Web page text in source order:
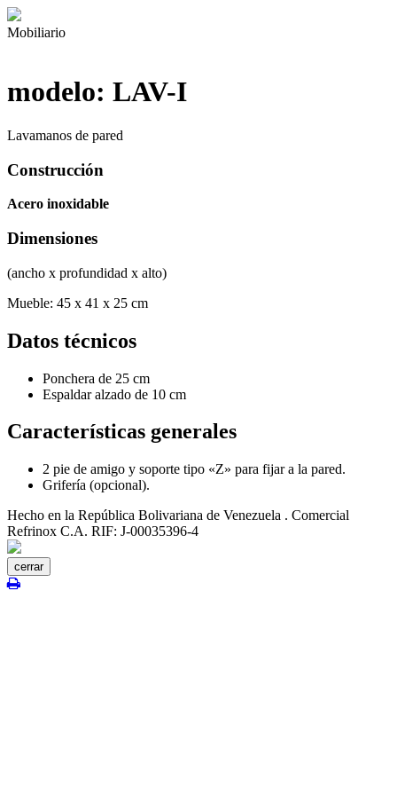
Mobiliario
modelo: LAV-I
Lavamanos de pared
Construcción
Acero inoxidable
Dimensiones
(ancho x profundidad x alto)
Mueble: 45 x 41 x 25 cm
Datos técnicos
Ponchera de 25 cm
Espaldar alzado de 10 cm
Características generales
2 pie de amigo y soporte tipo «Z» para fijar a la pared.
Grifería (opcional).
Hecho en la República Bolivariana de Venezuela . Comercial
Refrinox C.A. RIF: J-00035396-4
cerrar